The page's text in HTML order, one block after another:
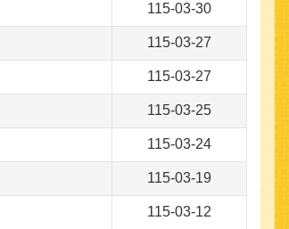
115-03-30
115-03-27
115-03-27
115-03-25
115-03-24
115-03-19
115-03-12